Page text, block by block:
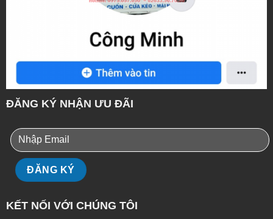
ĐĂNG KÝ NHẬN ƯU ĐÃI
KẾT NỐI VỚI CHÚNG TÔI